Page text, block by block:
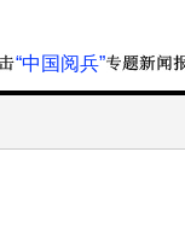
“中国阅兵”